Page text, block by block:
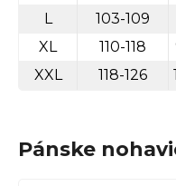
L
103-109
XL
110-118
XXL
118-126
Pánske
č